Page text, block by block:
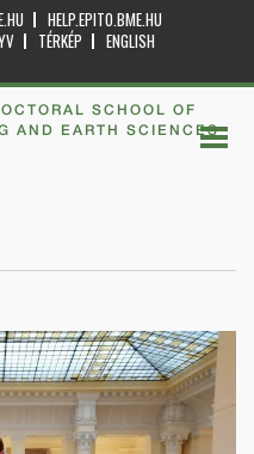
HELP.EPITO.BME.HU
TÉRKÉP
ENGLISH
SCHOOL OF
AND EARTH SCIENCES